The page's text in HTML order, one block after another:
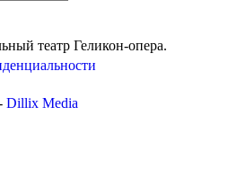
театр Геликон-опера.
Dillix Media